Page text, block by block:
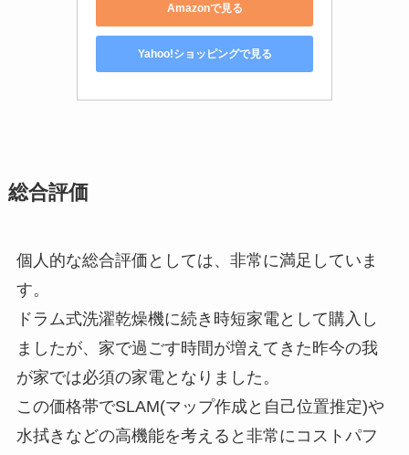
Amazonで見る
Yahoo!ショッピングで見る
総合評価
個人的な総合評価としては、非常に満足していま
す。
ドラム式洗濯乾燥機に続き時短家電として購入し
ましたが、家で過ごす時間が増えてきた昨今の我
が家では必須の家電となりました。
この価格帯でSLAM(マップ作成と自己位置推定)や
水拭きなどの高機能を考えると非常にコストパフ